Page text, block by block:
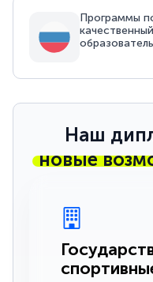
Программы
Наш
новые